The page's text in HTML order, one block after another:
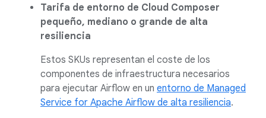
Tarifa de entorno de Cloud Composer
pequeño, mediano o grande de alta
resiliencia
Estos SKUs representan el coste de los
componentes de infraestructura necesarios
para ejecutar Airflow en un entorno de Managed
Service for Apache Airflow de alta resiliencia.